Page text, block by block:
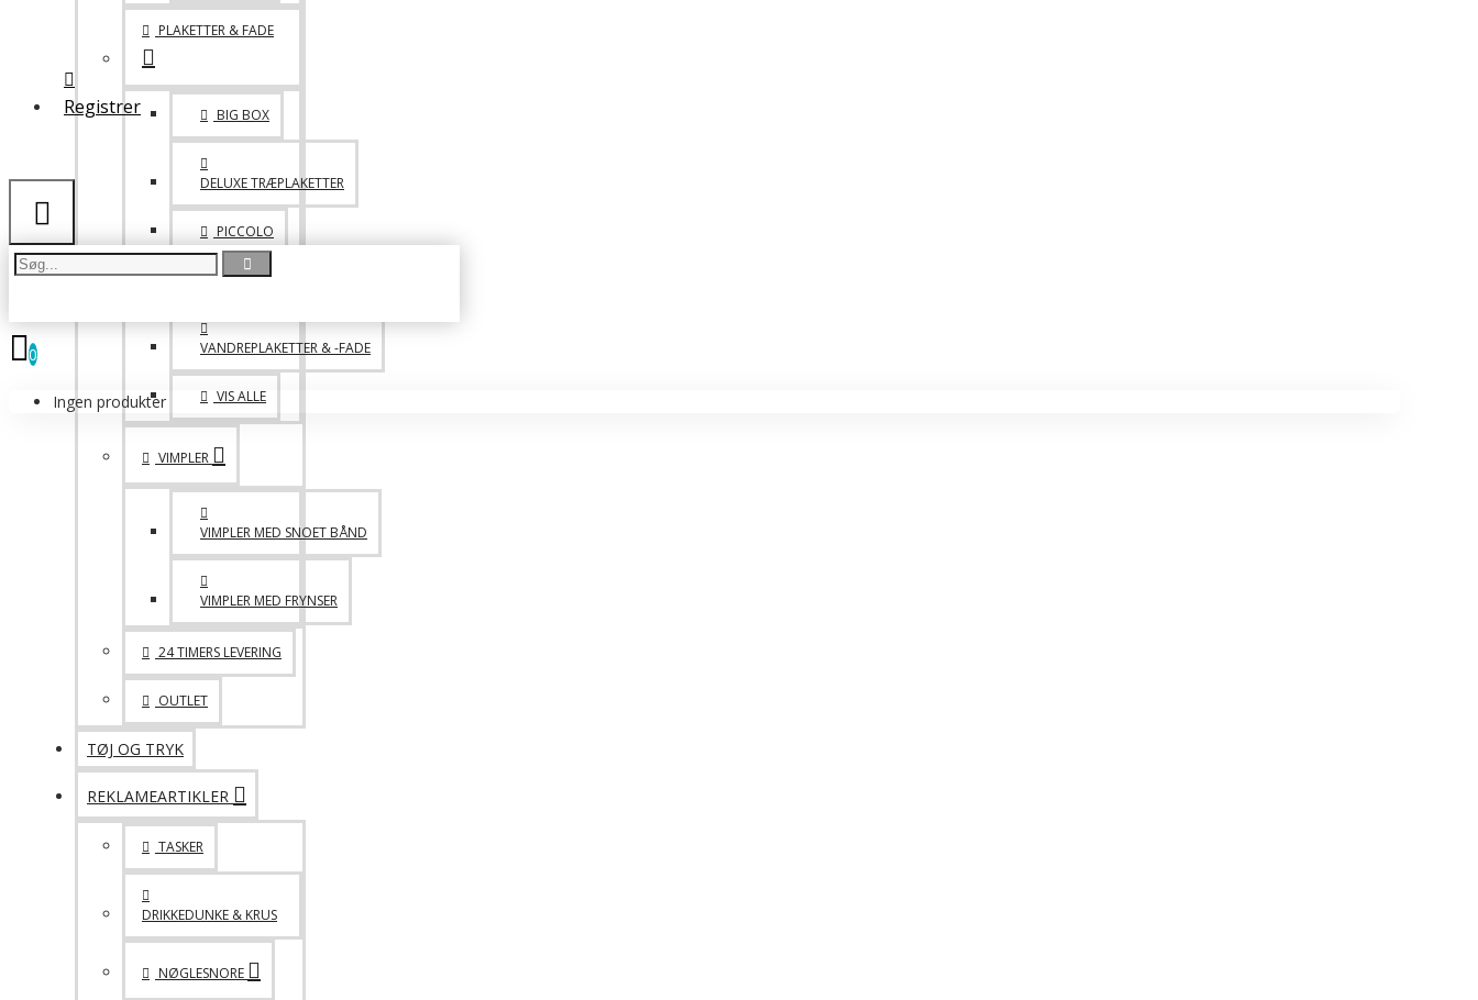
DRIKKEDUNKE & KRUS
Registrer
0
Ingen produkter
PLAKETTER & FADE
BIG BOX
DELUXE TRÆPLAKETTER
PICCOLO
FADE
VANDREPLAKETTER & -FADE
VIS ALLE
VIMPLER
VIMPLER MED SNOET BÅND
VIMPLER MED FRYNSER
24 TIMERS LEVERING
OUTLET
TØJ OG TRYK
REKLAMEARTIKLER
TASKER
DRIKKEDUNKE & KRUS
NØGLESNORE